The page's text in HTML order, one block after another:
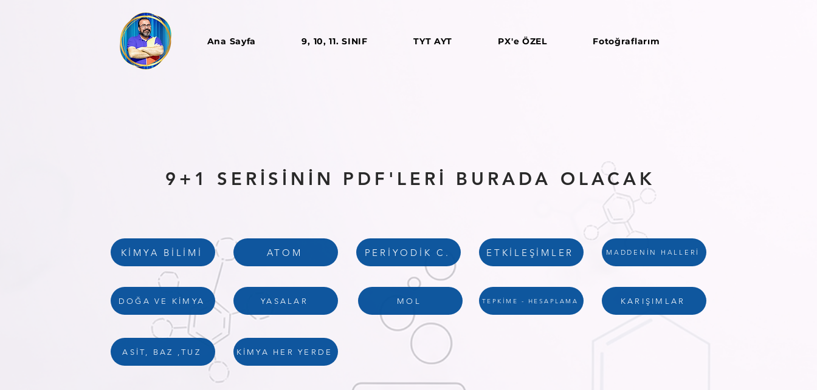
Ana Sayfa 9, 10, 11. SINIF TYT AYT PX'e ÖZEL Fotoğraflarım
9+1 SERİSİNİN PDF'LERİ BURADA OLACAK
KİMYA BİLİMİ ATOM PERİYODİK C. ETKİLEŞİMLER MADDENİN HALLERİ
DOĞA VE KİMYA YASALAR MOL TEPKİME - HESAPLAMA KARIŞIMLAR
ASİT, BAZ ,TUZ KİMYA HER YERDE